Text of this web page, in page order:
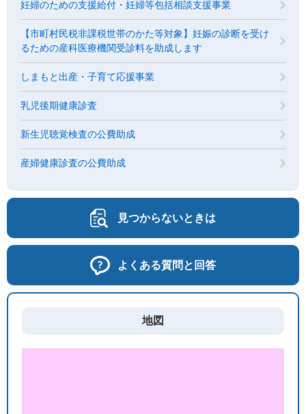
妊婦のための支援給付・妊婦等包括相談支援事業
【市町村民税非課税世帯のかた等対象】妊娠の診断を受け
るための産科医療機関受診料を助成します
しまもと出産・子育て応援事業
乳児後期健康診査
新生児聴覚検査の公費助成
産婦健康診査の公費助成
見つからないときは
よくある質問と回答
地図